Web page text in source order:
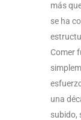
más
se ha
Comer
una
subido,